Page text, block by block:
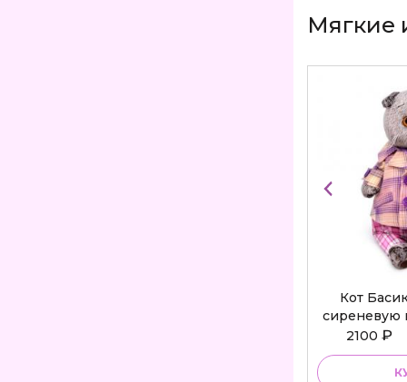
Мягкие
Кот
сиреневую
2100₽